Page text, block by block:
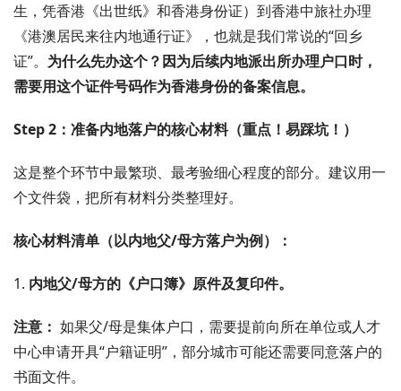
生，凭香港《出世纸》和香港身份证）到香港中旅社办理
《港澳居民来往内地通行证》，也就是我们常说的“回乡
证”。 为什么先办这个？因为后续内地派出所办理户口时，
需要用这个证件号码作为香港身份的备案信息。
Step 2：准备内地落户的核心材料（重点！易踩坑！）
这是整个环节中最繁琐、最考验细心程度的部分。建议用一
个文件袋，把所有材料分类整理好。
核心材料清单（以内地父/母方落户为例）：
1. 内地父/母方的《户口簿》原件及复印件。
注意： 如果父/母是集体户口，需要提前向所在单位或人才
中心申请开具“户籍证明”，部分城市可能还需要同意落户的
书面文件。